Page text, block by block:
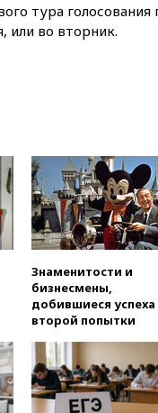
тура голосования
или во вторник.
Знаменитости и
бизнесмены,
добившиеся успеха
второй попытки